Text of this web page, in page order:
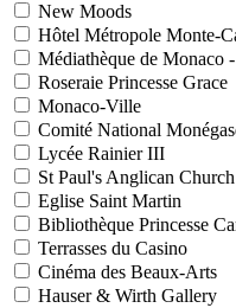
New Moods
Hôtel Métropole Monte-
Médiathèque de Monaco
Roseraie Princesse Grace
Monaco-Ville
Comité National
Lycée Rainier III
St Paul's Anglican Church
Eglise Saint Martin
Bibliothèque Princesse
Terrasses du Casino
Cinéma des Beaux-Arts
Hauser & Wirth Gallery